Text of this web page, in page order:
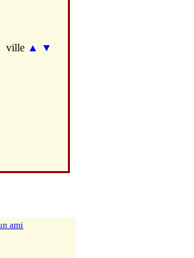
ville ▲ ▼
ami